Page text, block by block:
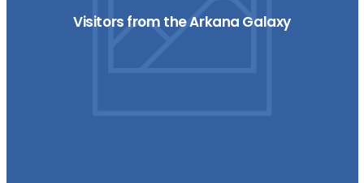
Visitors from the Arkana Galaxy